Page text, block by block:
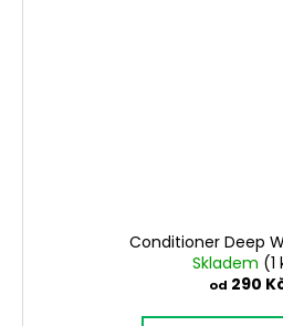
Conditioner Deep
Skladem (1
od 290